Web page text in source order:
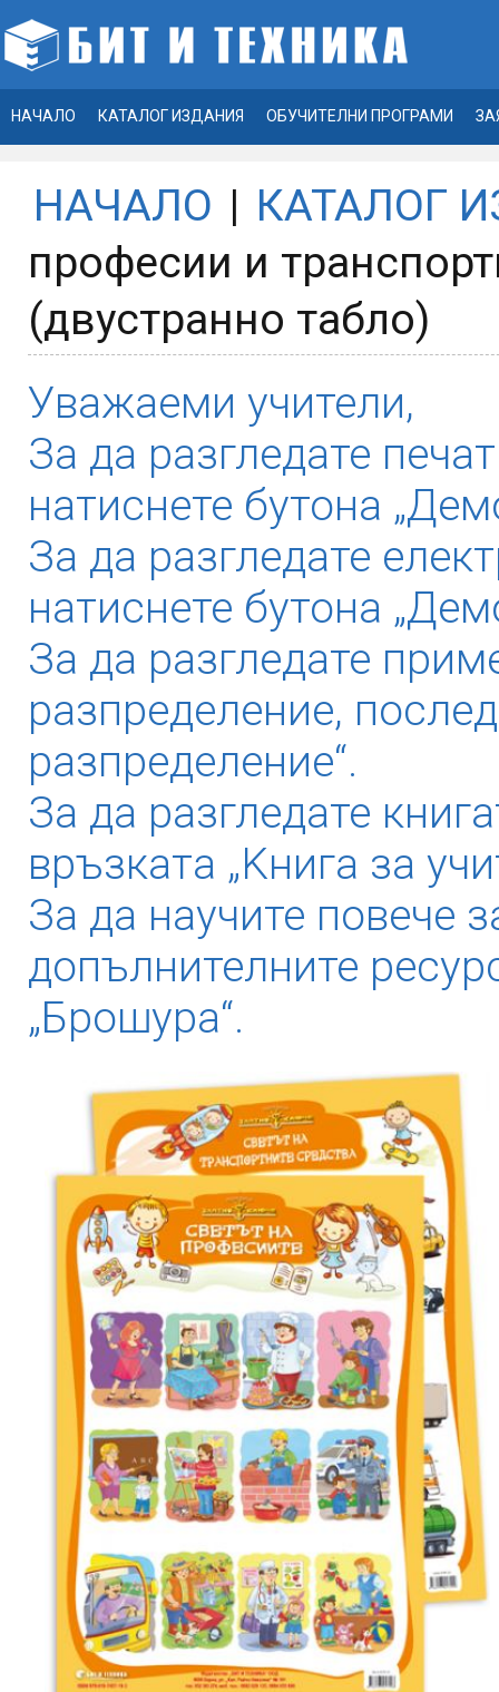
НАЧАЛО КАТАЛОГ ИЗДАНИЯ ОБУЧИТЕЛНИ ПРОГРАМИ
НАЧАЛО | КАТАЛОГ
професии и
(двустранно табло)
Уважаеми учители,
За да разгледате
натиснете бутона
За да разгледате
натиснете бутона
За да разгледате
разпределение,
разпределение“.
За да разгледате
връзката „Kнига за
За да научите повече
допълнителните
„Брошура“.